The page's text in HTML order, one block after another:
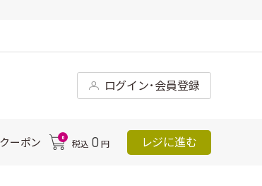
ログイン･会員登録
クーポン 0
税込 0 円 レジに進む